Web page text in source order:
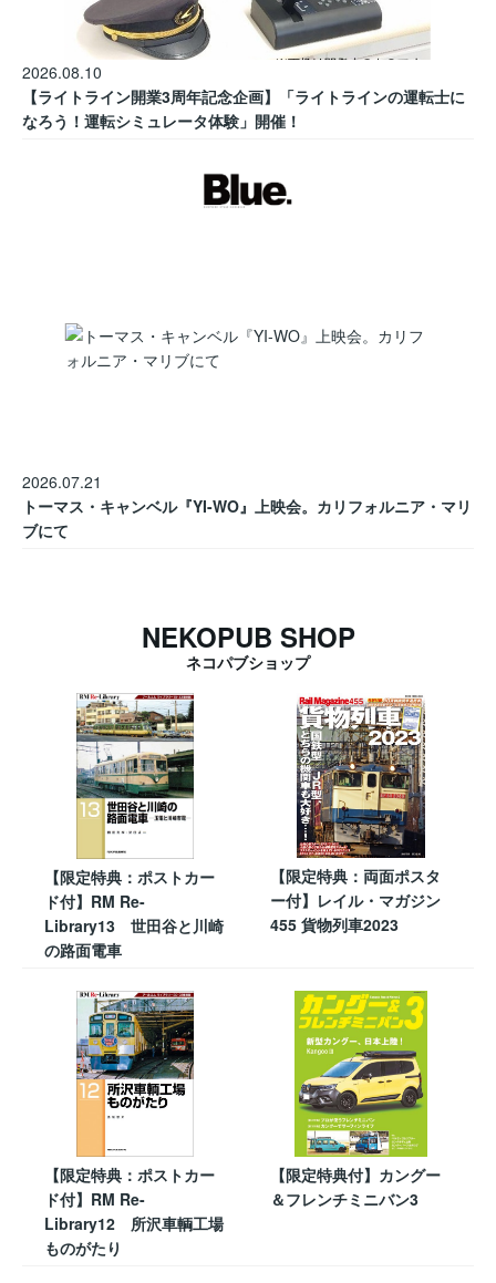
2026.08.10
【ライトライン開業3周年記念企画】「ライトラインの運転士に
なろう！運転シミュレータ体験」開催！
2026.07.21
トーマス・キャンベル『YI-WO』上映会。カリフォルニア・マリ
ブにて
NEKOPUB SHOP
ネコパブショップ
【限定特典：ポストカー
ド付】RM Re-
Library13 世田谷と川崎
の路面電車
【限定特典：両面ポスタ
ー付】レイル・マガジン
455 貨物列車2023
【限定特典：ポストカー
ド付】RM Re-
Library12 所沢車輌工場
ものがたり
【限定特典付】カングー
＆フレンチミニバン3